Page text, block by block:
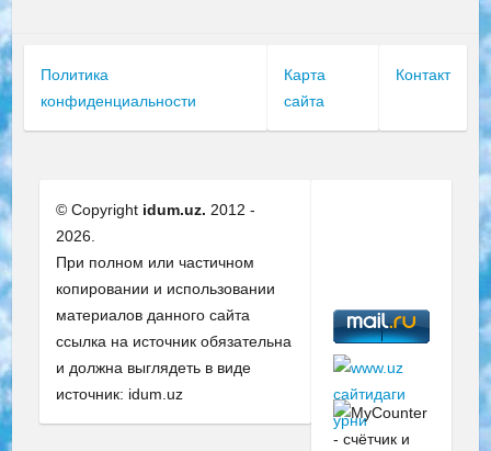
Политика
конфиденциальности
Карта
сайта
Контакт
© Copyright idum.uz. 2012 -
2026.
При полном или частичном
копировании и использовании
материалов данного сайта
ссылка на источник обязательна
и должна выглядеть в виде
источник: idum.uz